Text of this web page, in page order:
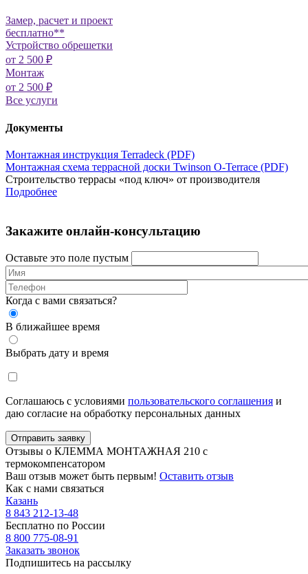
Замер, расчет и проект
бесплатно**
Устройство обрешетки
от 2 500 ₽
Монтаж
от 2 500 ₽
Все услуги
Документы
Монтажная инструкция Terradeck (PDF)
Монтажная схема террасной доски Twinson O-Terrace (PDF)
Строительство террасы «под ключ» от производителя
Подробнее
Закажите онлайн-консультацию
Оставьте это поле пустым
Когда с вами связаться?
В ближайшее время
Выбрать дату и время
Соглашаюсь с условиями пользовательского соглашения и
даю согласие на обработку персональных данных
Отправить заявку
Отзывы о КЛЕММА МОНТАЖНАЯ 210 с
термокомпенсатором
Ваш отзыв может быть первым! Оставить отзыв
Как с нами связаться
Казань
8 843 212-13-48
Бесплатно по России
8 800 775-08-91
Заказать звонок
Подпишитесь на рассылку